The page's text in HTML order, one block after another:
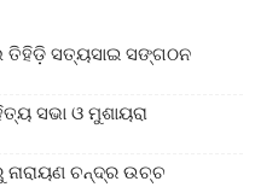
ତିହିଡି଼ ସତ୍ୟସାଇ ସଙ୍ଗଠନ
ସଭା ଓ ମୁଶାୟରା
ଚନ୍ଦ୍ର ଉଚ୍ଚ